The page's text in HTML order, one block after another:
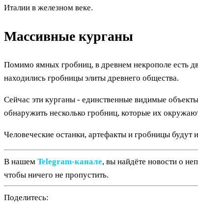
Италии в железном веке.
Массивные курганы
Помимо ямных гробниц, в древнем некрополе есть
находились гробницы элиты древнего общества.
Сейчас эти курганы - единственные видимые
обнаружить несколько гробниц, которые их
Человеческие останки, артефакты и гробницы будут
В нашем Telegram‑канале, вы найдёте новости о
чтобы ничего не пропустить.
Поделитесь: